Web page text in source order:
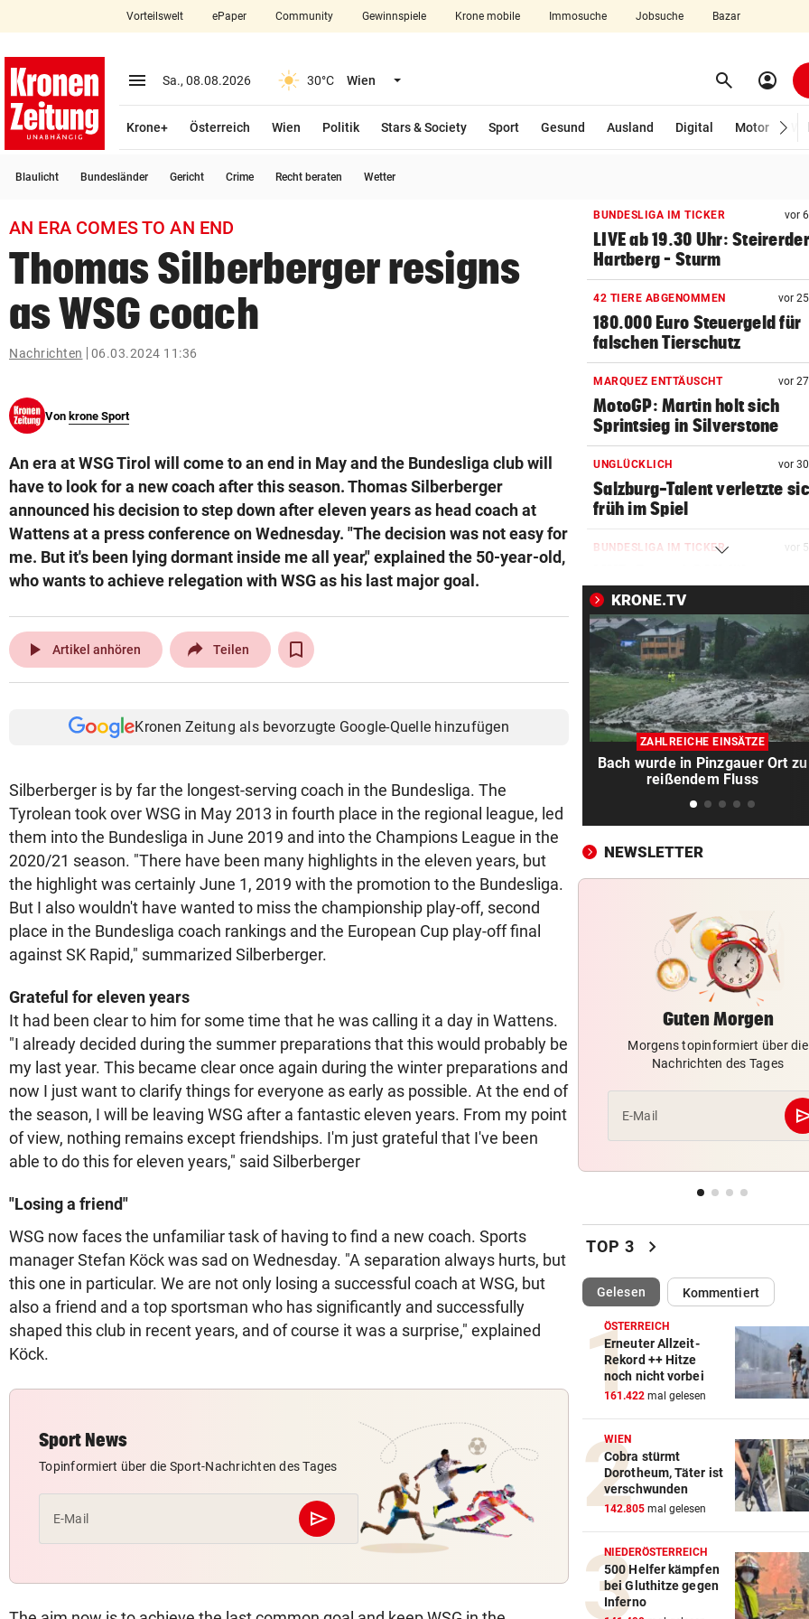
closeSchließen
account_circle Anmelden
arrow_right
bookmark
search
Suchbegriff
eingeben
© Krone Multimedia GmbH & Co KG 2026
Vorteilswelt ePaper Community Gewinnspiele Krone mobile Immosuche Jobsuche Bazar
menu Menü aufklappen
Sa., 08.08.2026 30°C Wien Menü aufklappen search Suchen
account_circle
Krone+ Österreich Wien Politik Stars & Society Sport Gesund Ausland Digital Motor
Blaulicht Bundesländer Gericht Crime Recht beraten Wetter
AN ERA COMES TO AN END
Thomas Silberberger resigns
as WSG coach
Nachrichten 06.03.2024 11:36
Von krone Sport
An era at WSG Tirol will come to an end in May and the Bundesliga club will
have to look for a new coach after this season. Thomas Silberberger
announced his decision to step down after eleven years as head coach at
Wattens at a press conference on Wednesday. "The decision was not easy for
me. But it's been lying dormant inside me all year," explained the 50-year-old,
who wants to achieve relegation with WSG as his last major goal.
play_arrow Artikel anhören Teilen
Kronen Zeitung als bevorzugte Google-Quelle hinzufügen
Silberberger is by far the longest-serving coach in the Bundesliga. The
Tyrolean took over WSG in May 2013 in fourth place in the regional league, led
them into the Bundesliga in June 2019 and into the Champions League in the
2020/21 season. "There have been many highlights in the eleven years, but
the highlight was certainly June 1, 2019 with the promotion to the Bundesliga.
But I also wouldn't have wanted to miss the championship play-off, second
place in the Bundesliga coach rankings and the European Cup play-off final
against SK Rapid," summarized Silberberger.
Grateful for eleven years
It had been clear to him for some time that he was calling it a day in Wattens.
"I already decided during the summer preparations that this would probably be
my last year. This became clear once again during the winter preparations and
now I just want to clarify things for everyone as early as possible. At the end of
the season, I will be leaving WSG after a fantastic eleven years. From my point
of view, nothing remains except friendships. I'm just grateful that I've been
able to do this for eleven years," said Silberberger
"Losing a friend"
WSG now faces the unfamiliar task of having to find a new coach. Sports
manager Stefan Köck was sad on Wednesday. "A separation always hurts, but
this one in particular. We are not only losing a successful coach at WSG, but
also a friend and a top sportsman who has significantly and successfully
shaped this club in recent years, and of course it was a surprise," explained
Köck.
Sport News
Topinformiert über die Sport-Nachrichten des Tages
E-Mail send
Abschicken
BUNDESLIGA IM TICKER vor
LIVE ab 19.30 Uhr:
Hartberg – Sturm
42 TIERE ABGENOMMEN vor
180.000 Euro Steuergeld für
falschen Tierschutz
MARQUEZ ENTTÄUSCHT vor
MotoGP: Martin holt sich
Sprintsieg in Silverstone
UNGLÜCKLICH vor
Salzburg-Talent verletzte
früh im Spiel
BUNDESLIGA IM TICKER vor
Lustenau mit 1:0
KRITIK AUCH AN SPÖ vor 37
„Unfassbar“: Auch AK-Chefin
über Stocker empört
NEUE REGIONALLIGA vor
„In die Top-4 zu kommen,
immens schwer!“
Mure im Valsertal: „Hier
Klimawandel“
RISKANTES MANÖVER vor
L200 verunfallt
HERZOG & CO. IN AKTION vor
LIVE: Legendentreffen! Rapid
gegen Werder Bremen
RADFAHRERIN FAND WRACK vor
Tödlicher Unfall wurde erst
Stunden entdeckt
vor
Radfahrer an
SIEG! Felix Gall gewinnt die
Burgos-Rundfahrt
RECHT BEI WASSERMANGEL
Pool trotz Verbot gefüllt? Das
kann teuer werden
AUFREGUNG IM NETZ vor
Bikini-Fotos: Jetzt schießt
Rennfahrerin zurück
KRIZ-ZWITTKOVITS vor
Ruck-Nachfolgerin: „Es war
eine Herrenrunde“
HOT IM BIKINI
Irina Shayk beeindruckt mit
krassen Bauchmuskeln
KRONE.TV
ZAHLREICHE EINSÄTZE
Bach wurde in Pinzgauer Ort zu
reißendem Fluss
NEWSLETTER
Guten Morgen
Morgens topinformiert über die
Nachrichten des Tages
E-Mail
TOP 3 chevron_right
Gelesen(ausgewählt)Kommentiert
ÖSTERREICH
Erneuter Allzeit-
Rekord ++ Hitze
noch nicht vorbei
161.422 mal gelesen
WIEN
Cobra stürmt
Dorotheum, Täter ist
verschwunden
142.805 mal gelesen
NIEDERÖSTERREICH
500 Helfer kämpfen
bei Gluthitze gegen
Inferno